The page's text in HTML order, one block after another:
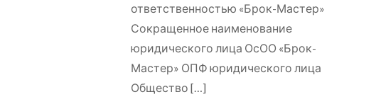
ответственностью «Брок-Мастер»
Сокращенное наименование
юридического лица ОсОО «Брок-
Мастер» ОПФ юридического лица
Общество […]